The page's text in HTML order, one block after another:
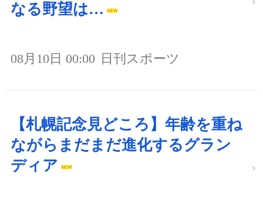
なる野望は…
08月10日 00:00 日刊スポーツ
【札幌記念見どころ】年齢を重ね
ながらまだまだ進化するグラン
ディア